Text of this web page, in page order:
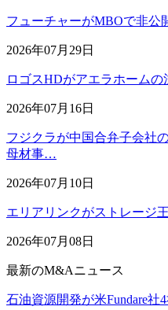
フューチャーがMBOで非公
2026年07月29日
ロゴスHDがアエラホーム
2026年07月16日
フジクラが中国合弁子会社
母材事…
2026年07月10日
エリアリンクがストレージ
2026年07月08日
最新のM&Aニュース
石油資源開発が米Fundare社